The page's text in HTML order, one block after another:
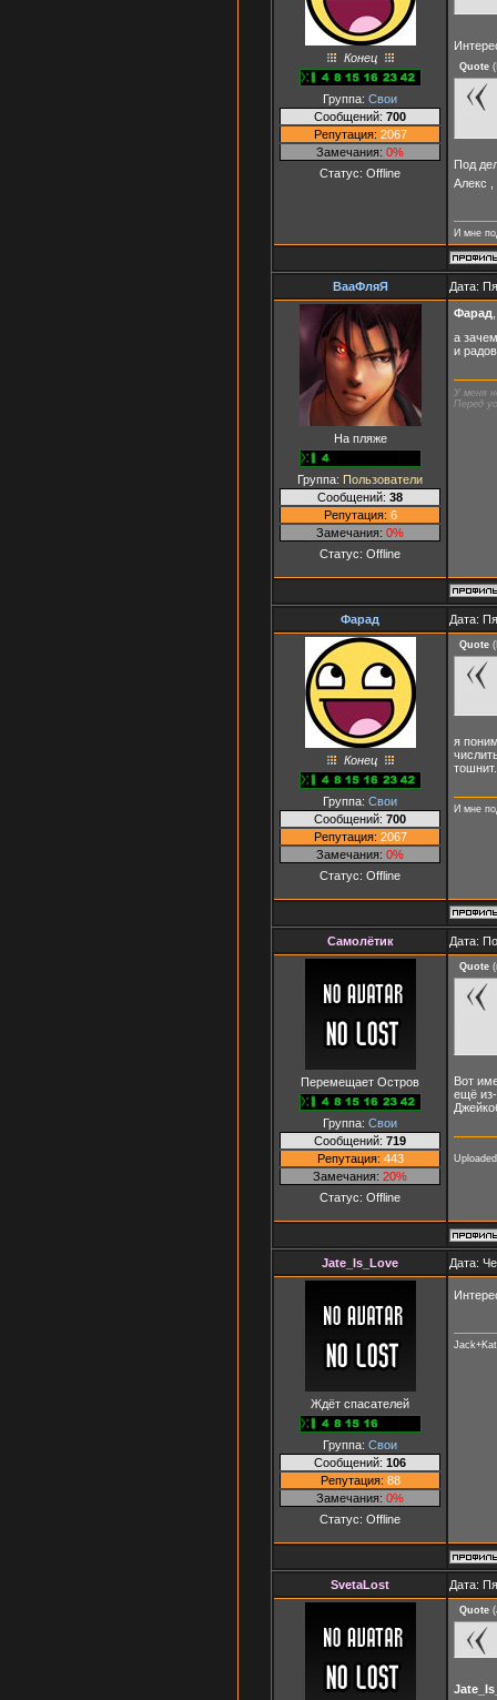
Конец
Группа: Свои
Сообщений: 700
Репутация: 2067
Замечания: 0%
Статус: Offline
Quote (
Под
Алекс
И мне
ВааФляЯ Дата:
На пляже
Группа: Пользователи
Сообщений: 38
Репутация: 6
Замечания: 0%
Статус: Offline
Фарад
а
и
У меня
Перед
Фарад Дата:
Конец
Группа: Свои
Сообщений: 700
Репутация: 2067
Замечания: 0%
Статус: Offline
Quote (
я
И мне
Самолётик Дата:
Перемещает Остров
Группа: Свои
Сообщений: 719
Репутация: 443
Замечания: 20%
Статус: Offline
Quote (
Вот
ещё из-
Jate_Is_Love Дата:
Ждёт спасателей
Группа: Свои
Сообщений: 106
Репутация: 88
Замечания: 0%
Статус: Offline
SvetaLost Дата:
Quote (